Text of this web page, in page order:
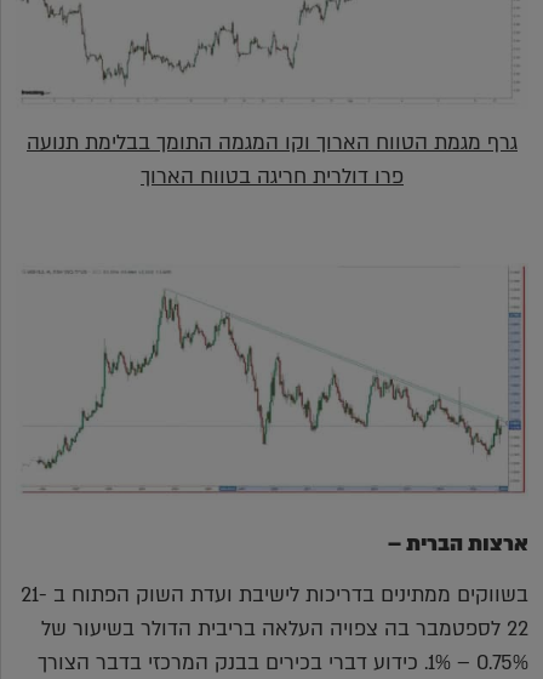
גרף מגמת הטווח הארוך וקו המגמה התומך בבלימת תנועה
פרו דולרית חריגה בטווח הארוך
ארצות הברית –
בשווקים ממתינים בדריכות לישיבת ועדת השוק הפתוח ב 21-
22 לספטמבר בה צפויה העלאה בריבית הדולר בשיעור של
0.75% – 1%. כידוע דברי בכירים בבנק המרכזי בדבר הצורך